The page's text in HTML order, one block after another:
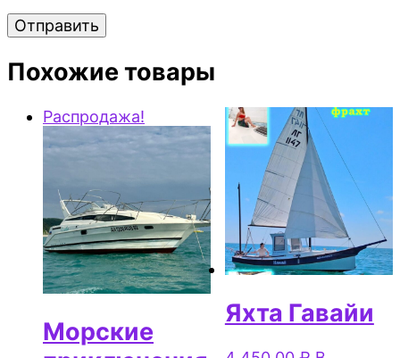
Похожие товары
Распродажа!
Морские
Яхта Гавайи